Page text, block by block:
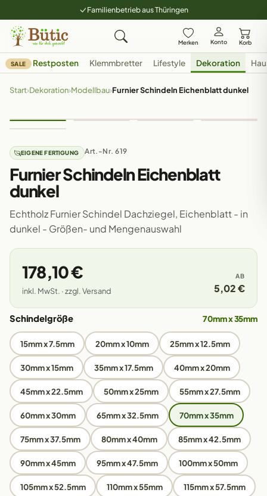
Familienbetrieb aus Thüringen
Merken Konto Korb
SALE Restposten Klemmbretter Lifestyle Dekoration
Start›Dekoration›Modellbau›Furnier Schindeln Eichenblatt dunkel
EIGENE FERTIGUNG Art.-Nr. 619
Furnier Schindeln Eichenblatt
dunkel
Echtholz Furnier Schindel Dachziegel, Eichenblatt - in
dunkel - Größen- und Mengenauswahl
178,10 €
inkl. MwSt. · zzgl. Versand
AB
5,02 €
Schindelgröße 70mm x 35mm
15mm x 7.5mm 20mm x 10mm 25mm x 12.5mm
30mm x 15mm 35mm x 17.5mm 40mm x 20mm
45mm x 22.5mm 50mm x 25mm 55mm x 27.5mm
60mm x 30mm 65mm x 32.5mm 70mm x 35mm
75mm x 37.5mm 80mm x 40mm 85mm x 42.5mm
90mm x 45mm 95mm x 47.5mm 100mm x 50mm
105mm x 52.5mm 110mm x 55mm 115mm x 57.5mm